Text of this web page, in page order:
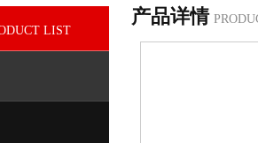
LIST
产品详情